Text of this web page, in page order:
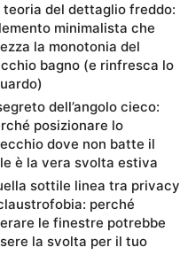
teoria del dettaglio freddo:
minimalista che
la monotonia del
bagno (e rinfresca lo
dell’angolo cieco:
posizionare lo
dove non batte il
è la vera svolta estiva
sottile linea tra privacy
perché
le finestre potrebbe
la svolta per il tuo